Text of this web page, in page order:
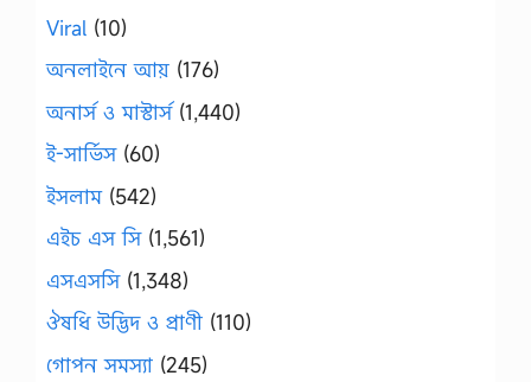
Viral (10)
অনলাইনে আয় (176)
অনার্স ও মাস্টার্স(1,440)
ই-সার্ভিস(60)
ইসলাম(542)
এইচ এস সি(1,561)
এসএসসি(1,348)
ঔষধি উদ্ভিদ ও প্রাণী (110)
গোপন সমস্যা (245)